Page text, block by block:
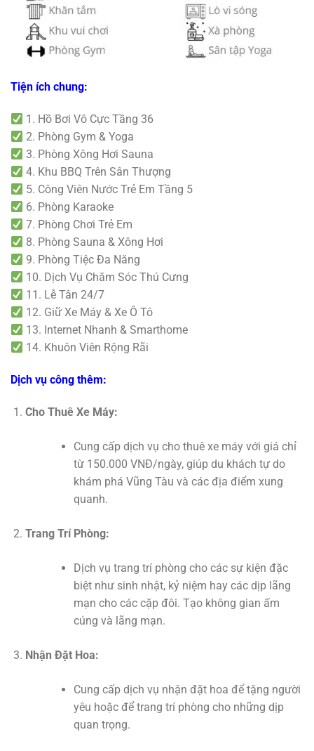
Tiện ích chung:
1. Hồ Bơi Vô Cực Tầng 36
2. Phòng Gym & Yoga
3. Phòng Xông Hơi Sauna
4. Khu BBQ Trên Sân Thượng
5. Công Viên Nước Trẻ Em Tầng 5
6. Phòng Karaoke
7. Phòng Chơi Trẻ Em
8. Phòng Sauna & Xông Hơi
9. Phòng Tiệc Đa Năng
10. Dịch Vụ Chăm Sóc Thú Cưng
11. Lễ Tân 24/7
12. Giữ Xe Máy & Xe Ô Tô
13. Internet Nhanh & Smarthome
14. Khuôn Viên Rộng Rãi
Dịch vụ công thêm:
Cho Thuê Xe Máy:
Cung cấp dịch vụ cho thuê xe máy với giá chỉ
từ 150.000 VNĐ/ngày, giúp du khách tự do
khám phá Vũng Tàu và các địa điểm xung
quanh.
Trang Trí Phòng:
Dịch vụ trang trí phòng cho các sự kiện đặc
biệt như sinh nhật, kỷ niệm hay các dịp lãng
mạn cho các cặp đôi. Tạo không gian ấm
cúng và lãng mạn.
Nhận Đặt Hoa:
Cung cấp dịch vụ nhận đặt hoa để tặng người
yêu hoặc để trang trí phòng cho những dịp
quan trọng.